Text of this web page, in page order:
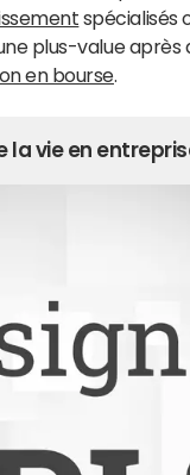
spécialisés
plus-value après
en bourse.
la vie en